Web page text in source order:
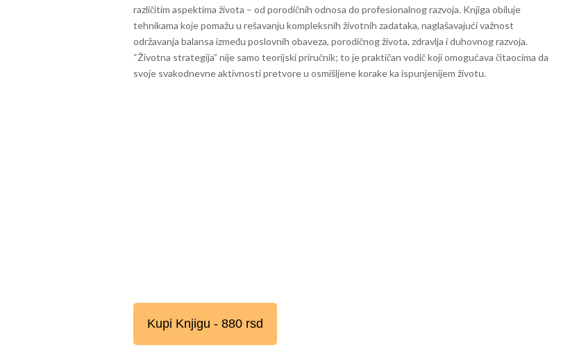
različitim aspektima života – od porodičnih odnosa do profesionalnog razvoja. Knjiga obiluje
tehnikama koje pomažu u rešavanju kompleksnih životnih zadataka, naglašavajući važnost
održavanja balansa između poslovnih obaveza, porodičnog života, zdravlja i duhovnog razvoja.
“Životna strategija” nije samo teorijski priručnik; to je praktičan vodič koji omogućava čitaocima da
svoje svakodnevne aktivnosti pretvore u osmišljene korake ka ispunjenijem životu.
Kupi Knjigu - 880 rsd